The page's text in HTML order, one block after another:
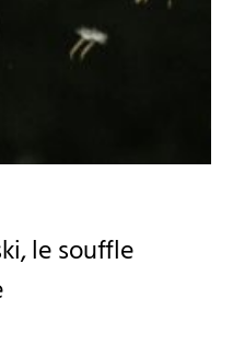
le souffle